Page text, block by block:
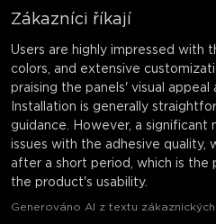
Zákazníci říkají
Users are highly impressed with
colors, and extensive
praising the panels' visual
Installation is generally
guidance. However, a
issues with the adhesive quality,
after a short period, which is the
the product's usability.
Generováno AI z textu